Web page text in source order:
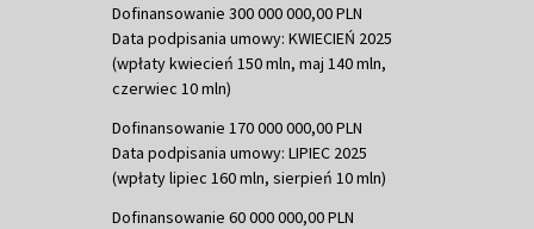
Dofinansowanie 300 000 000,00 PLN
Data podpisania umowy: KWIECIEŃ 2025
(wpłaty kwiecień 150 mln, maj 140 mln,
czerwiec 10 mln)
Dofinansowanie 170 000 000,00 PLN
Data podpisania umowy: LIPIEC 2025
(wpłaty lipiec 160 mln, sierpień 10 mln)
Dofinansowanie 60 000 000,00 PLN